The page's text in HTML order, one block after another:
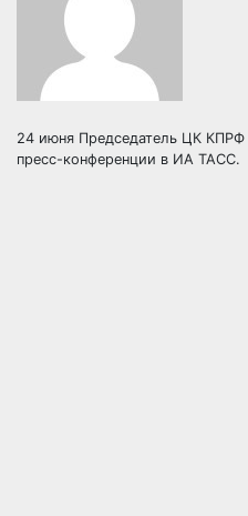
24 июня Председатель ЦК
пресс-конференции в ИА ТАСС.